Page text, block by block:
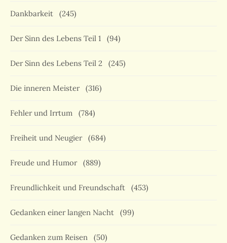
Dankbarkeit (245)
Der Sinn des Lebens Teil 1 (94)
Der Sinn des Lebens Teil 2 (245)
Die inneren Meister (316)
Fehler und Irrtum (784)
Freiheit und Neugier (684)
Freude und Humor (889)
Freundlichkeit und Freundschaft (453)
Gedanken einer langen Nacht (99)
Gedanken zum Reisen (50)